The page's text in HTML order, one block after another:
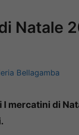
Natale
Bellagamba
I mercatini di